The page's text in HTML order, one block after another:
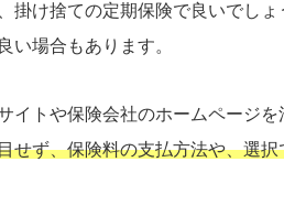
掛け捨ての定期保険で良いでし
い場合もあります。
イトや保険会社のホームページ
せず、保険料の支払方法や、選